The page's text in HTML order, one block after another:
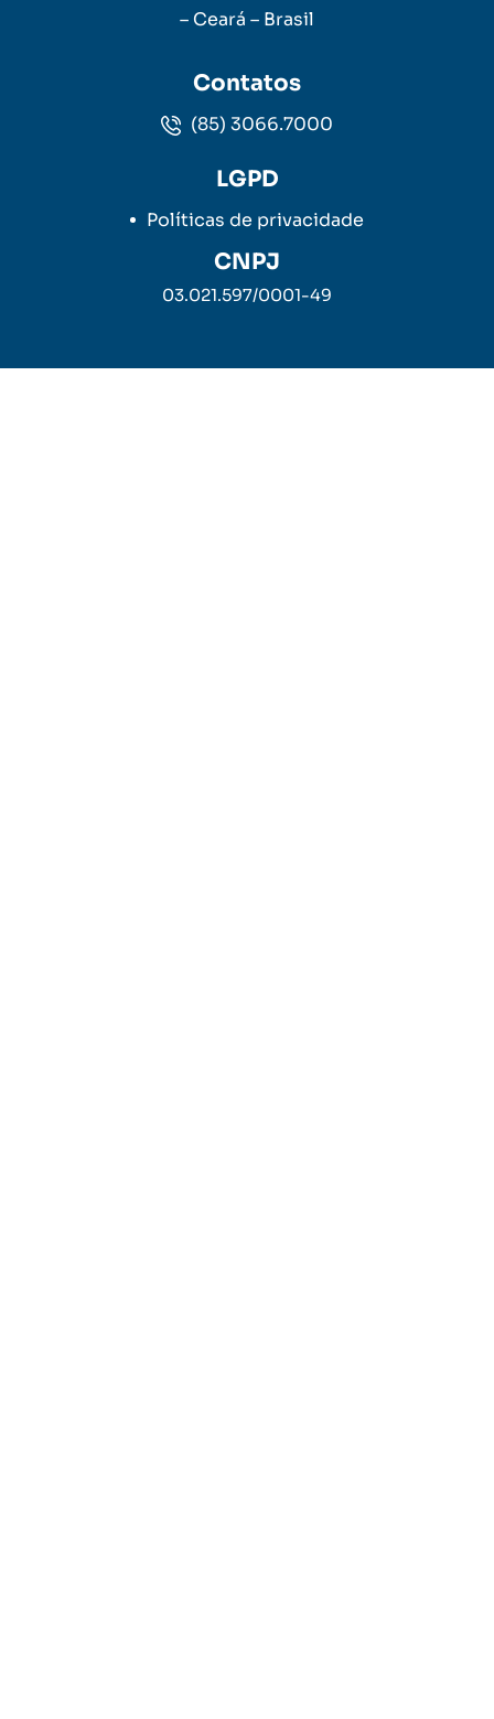
– Ceará – Brasil
Contatos
(85) 3066.7000
LGPD
Políticas de privacidade
CNPJ
03.021.597/0001-49